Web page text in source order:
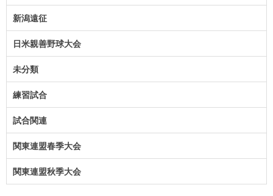
新潟遠征
日米親善野球大会
未分類
練習試合
試合関連
関東連盟春季大会
関東連盟秋季大会